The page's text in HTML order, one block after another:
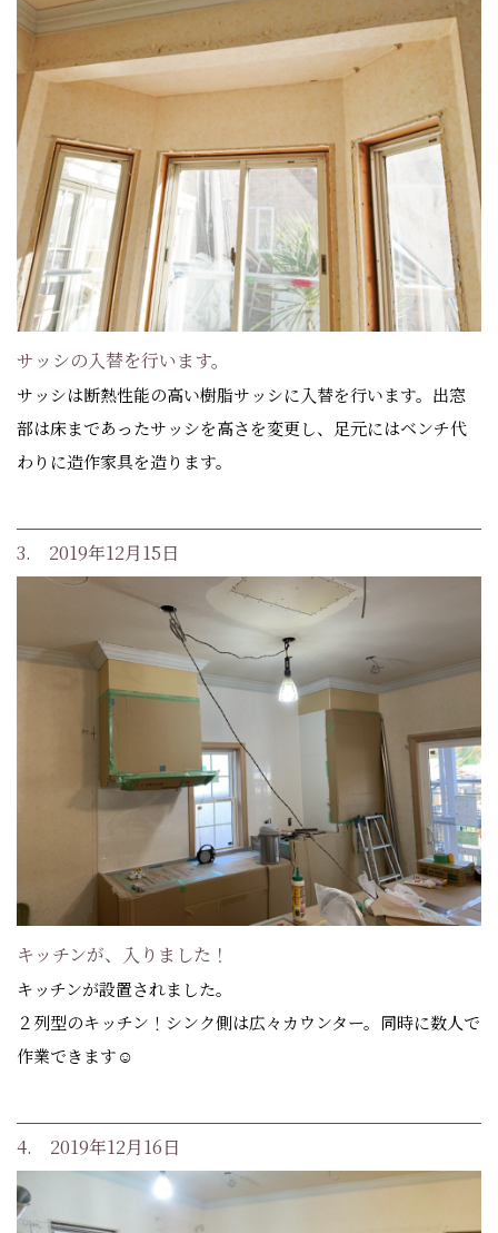
サッシの入替を行います。
サッシは断熱性能の高い樹脂サッシに入替を行います。出窓
部は床まであったサッシを高さを変更し、足元にはベンチ代
わりに造作家具を造ります。
3. 2019年12月15日
キッチンが、入りました！
キッチンが設置されました。
２列型のキッチン！シンク側は広々カウンター。同時に数人で
作業できます☺️
4. 2019年12月16日